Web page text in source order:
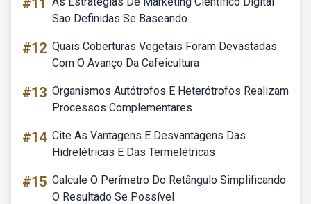
#11
Sao Definidas Se Baseando
#12 Quais Coberturas Vegetais Foram Devastadas
Com O Avanço Da Cafeicultura
#13 Organismos Autótrofos E Heterótrofos Realizam
Processos Complementares
#14 Cite As Vantagens E Desvantagens Das
Hidrelétricas E Das Termelétricas
#15 Calcule O Perímetro Do Retângulo Simplificando
O Resultado Se Possível